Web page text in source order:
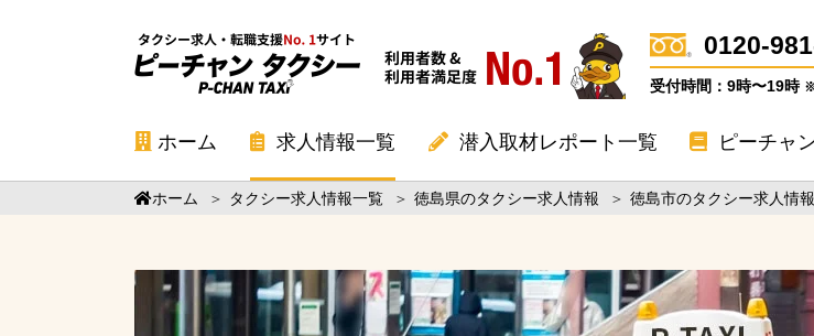
0120-
受付時間：9時〜19時※
ホーム 求人情報一覧 潜入取材レポート一覧 ピーチャ
ホーム ＞ タクシー求人情報一覧 ＞ 徳島県のタクシー求人情報 ＞ 徳島市のタクシー求人情報